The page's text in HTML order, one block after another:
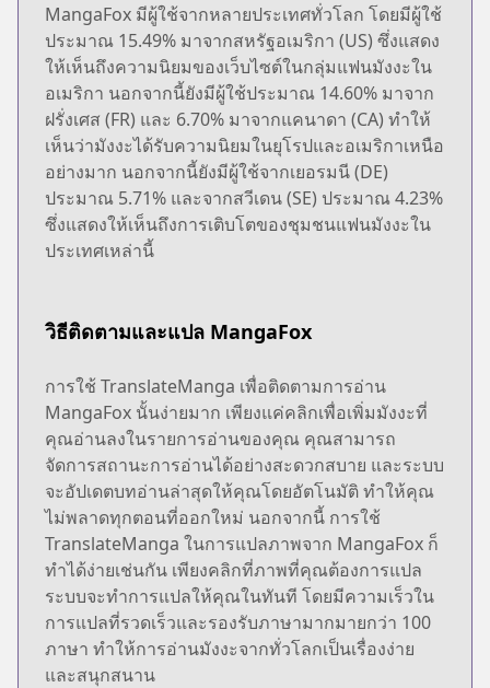
MangaFox มีผู้ใช้จากหลายประเทศทั่วโลก โดยมีผู้ใช้
ประมาณ 15.49% มาจากสหรัฐอเมริกา (US) ซึ่งแสดง
ให้เห็นถึงความนิยมของเว็บไซต์ในกลุ่มแฟนมังงะใน
อเมริกา นอกจากนี้ยังมีผู้ใช้ประมาณ 14.60% มาจาก
ฝรั่งเศส (FR) และ 6.70% มาจากแคนาดา (CA) ทำให้
เห็นว่ามังงะได้รับความนิยมในยุโรปและอเมริกาเหนือ
อย่างมาก นอกจากนี้ยังมีผู้ใช้จากเยอรมนี (DE)
ประมาณ 5.71% และจากสวีเดน (SE) ประมาณ 4.23%
ซึ่งแสดงให้เห็นถึงการเติบโตของชุมชนแฟนมังงะใน
ประเทศเหล่านี้
วิธีติดตามและแปล MangaFox
การใช้ TranslateManga เพื่อติดตามการอ่าน
MangaFox นั้นง่ายมาก เพียงแค่คลิกเพื่อเพิ่มมังงะที่
คุณอ่านลงในรายการอ่านของคุณ คุณสามารถ
จัดการสถานะการอ่านได้อย่างสะดวกสบาย และระบบ
จะอัปเดตบทอ่านล่าสุดให้คุณโดยอัตโนมัติ ทำให้คุณ
ไม่พลาดทุกตอนที่ออกใหม่ นอกจากนี้ การใช้
TranslateManga ในการแปลภาพจาก MangaFox ก็
ทำได้ง่ายเช่นกัน เพียงคลิกที่ภาพที่คุณต้องการแปล
ระบบจะทำการแปลให้คุณในทันที โดยมีความเร็วใน
การแปลที่รวดเร็วและรองรับภาษามากมายกว่า 100
ภาษา ทำให้การอ่านมังงะจากทั่วโลกเป็นเรื่องง่าย
และสนุกสนาน